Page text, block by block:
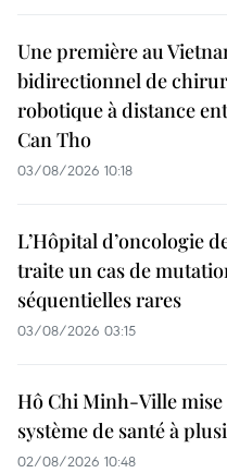
Une première au
bidirectionnel de
robotique à distance
Can Tho
03/08/2026 10:18
L’Hôpital d’oncologie
traite un cas de
séquentielles rares
03/08/2026 03:15
Hô Chi Minh-Ville
système de santé à
02/08/2026 10:48